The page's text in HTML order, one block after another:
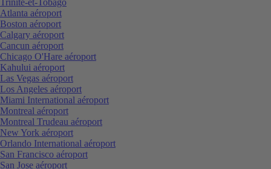
Atlanta aéroport
Boston aéroport
Calgary aéroport
Cancun aéroport
Chicago O'Hare aéroport
Kahului aéroport
Las Vegas aéroport
Los Angeles aéroport
Miami International aéroport
Montreal aéroport
Montreal Trudeau aéroport
New York aéroport
Orlando International aéroport
San Francisco aéroport
San Jose aéroport